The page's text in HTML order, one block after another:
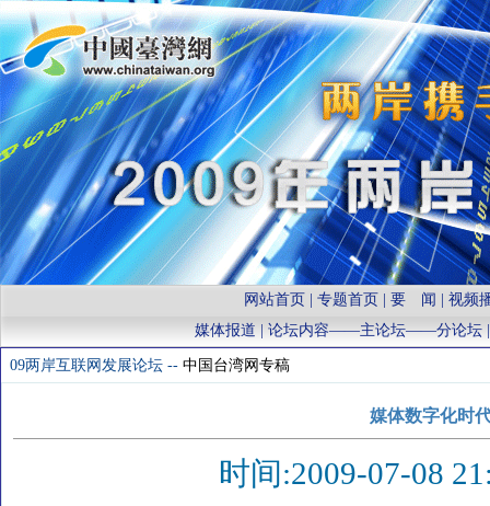
网站首页 |专题首页 |要 闻 |视频
媒体报道 | 论坛内容——主论坛——分论坛
09两岸互联网发展论坛 -- 中国台湾网专稿
媒体数字化时
时间:2009-07-